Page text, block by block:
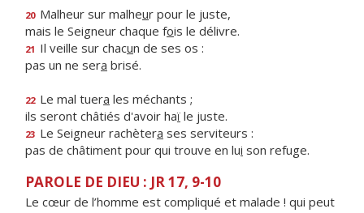
20 Malheur sur malheur pour le juste,
mais le Seigneur chaque fois le délivre.
21 Il veille sur chacun de ses os :
pas un ne sera brisé.
22 Le mal tuera les méchants ;
ils seront châtiés d'avoir haï le juste.
23 Le Seigneur rachètera ses serviteurs :
pas de châtiment pour qui trouve en lui son refuge.
PAROLE DE DIEU : JR 17, 9-10
Le cœur de l’homme est compliqué et malade ! qui peut